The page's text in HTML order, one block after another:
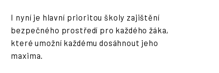
I nyní je hlavní prioritou školy zajištění
bezpečného prostředí pro každého žáka,
které umožní každému dosáhnout jeho
maxima.